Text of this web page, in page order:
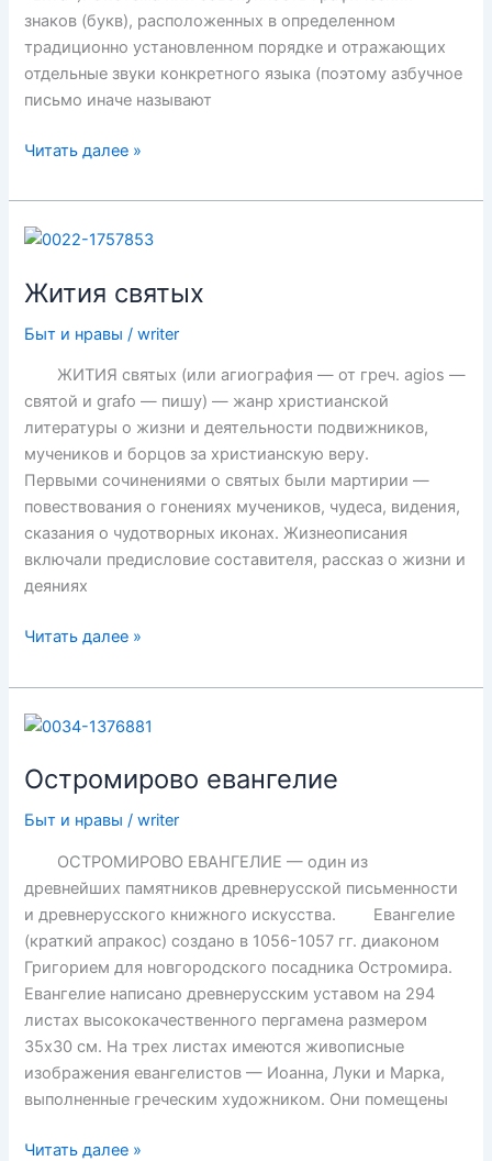
знаков (букв), расположенных в определенном
традиционно установленном порядке и отражающих
отдельные звуки конкретного языка (поэтому азбучное
письмо иначе называют
Азбука
Читать далее »
Жития святых
Быт и нравы /writer
ЖИТИЯ святыx (или агиография — от греч. agios —
святой и grafo — пишу) — жанр христианской
литературы о жизни и деятельности подвижников,
мучеников и борцов за христианскую веру.
Первыми сочинениями о святых были мартирии —
повествования о гонениях мучеников, чудеса, видения,
сказания о чудотворных иконах. Жизнеописания
включали предисловие составителя, рассказ о жизни и
деяниях
Жития
Читать далее »
Остромирово евангелие
Быт и нравы /writer
ОСТРОМИРОВО ЕВАНГЕЛИЕ — один из
древнейших памятников древнерусской письменности
и древнерусского книжного искусства. Евангелие
(краткий апракос) создано в 1056-1057 гг. диаконом
Григорием для новгородского посадника Остромира.
Евангелие написано древнерусским уставом на 294
листах высококачественного пергамена размером
35х30 см. На трех листах имеются живописные
изображения евангелистов — Иоанна, Луки и Марка,
выполненные греческим художником. Они помещены
Остромирово
Читать далее »